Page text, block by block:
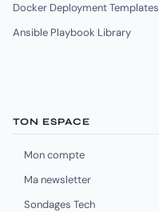
Docker Deployment Templates
Ansible Playbook Library
TON ESPACE
Mon compte
Ma newsletter
Sondages Tech